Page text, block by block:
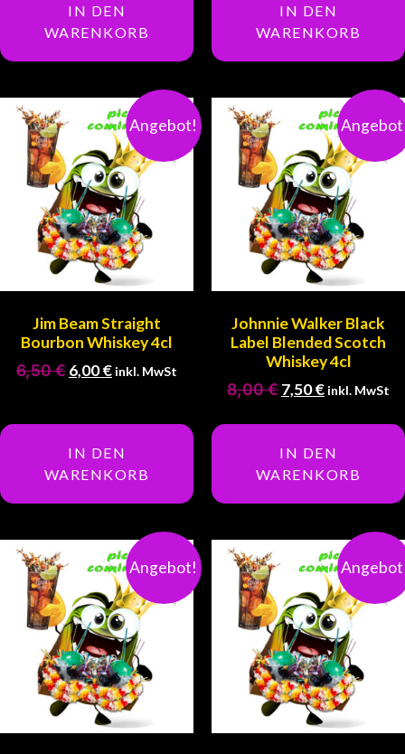
IN DEN
WARENKORB
IN DEN
WARENKORB
Angebot!
Jim Beam Straight
Bourbon Whiskey 4cl
6,50€6,00€ inkl. MwSt
IN DEN
WARENKORB
Johnnie Walker Black
Label Blended Scotch
Whiskey 4cl
8,00€7,50€ inkl. MwSt
IN DEN
WARENKORB
Angebot!